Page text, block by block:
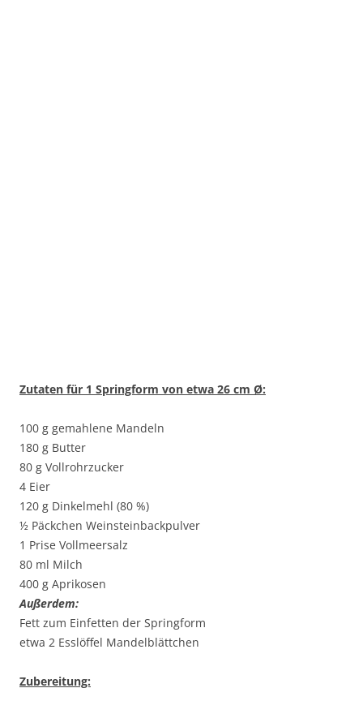
Zutaten für 1 Springform von etwa 26 cm Ø:
100 g gemahlene Mandeln
180 g Butter
80 g Vollrohrzucker
4 Eier
120 g Dinkelmehl (80 %)
½ Päckchen Weinsteinbackpulver
1 Prise Vollmeersalz
80 ml Milch
400 g Aprikosen
Außerdem:
Fett zum Einfetten der Springform
etwa 2 Esslöffel Mandelblättchen
Zubereitung: